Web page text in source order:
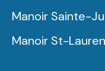
Manoir Sainte-
Manoir St-